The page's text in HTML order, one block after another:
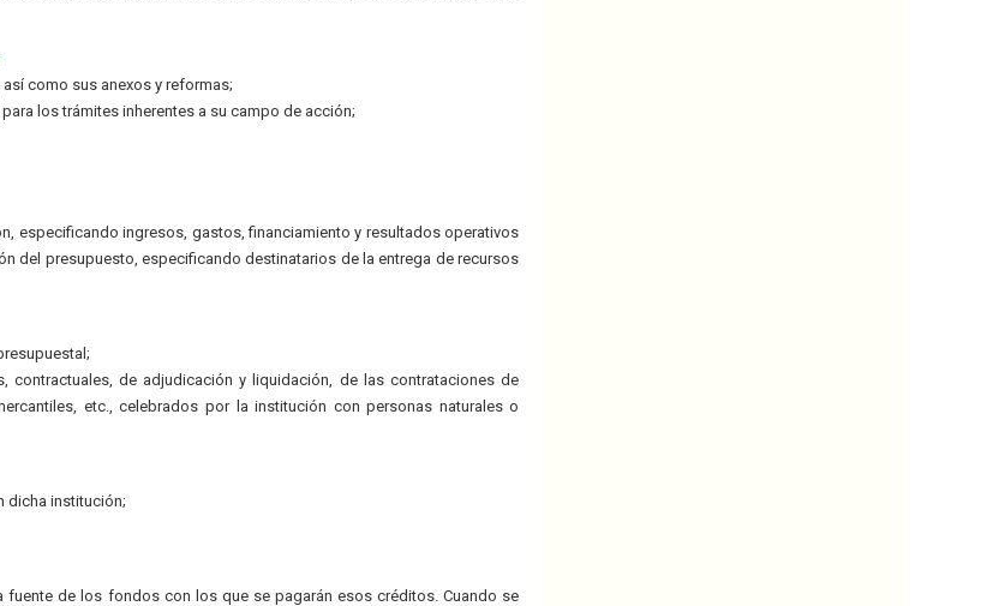
como sus anexos y reformas;
los trámites inherentes a su campo de acción;
especificando ingresos, gastos, financiamiento y resultados operativos
del presupuesto, especificando destinatarios de la entrega de recursos
de adjudicación y liquidación, de las contrataciones de
etc., celebrados por la institución con personas naturales o
dicha institución;
de los fondos con los que se pagarán esos créditos. Cuando se